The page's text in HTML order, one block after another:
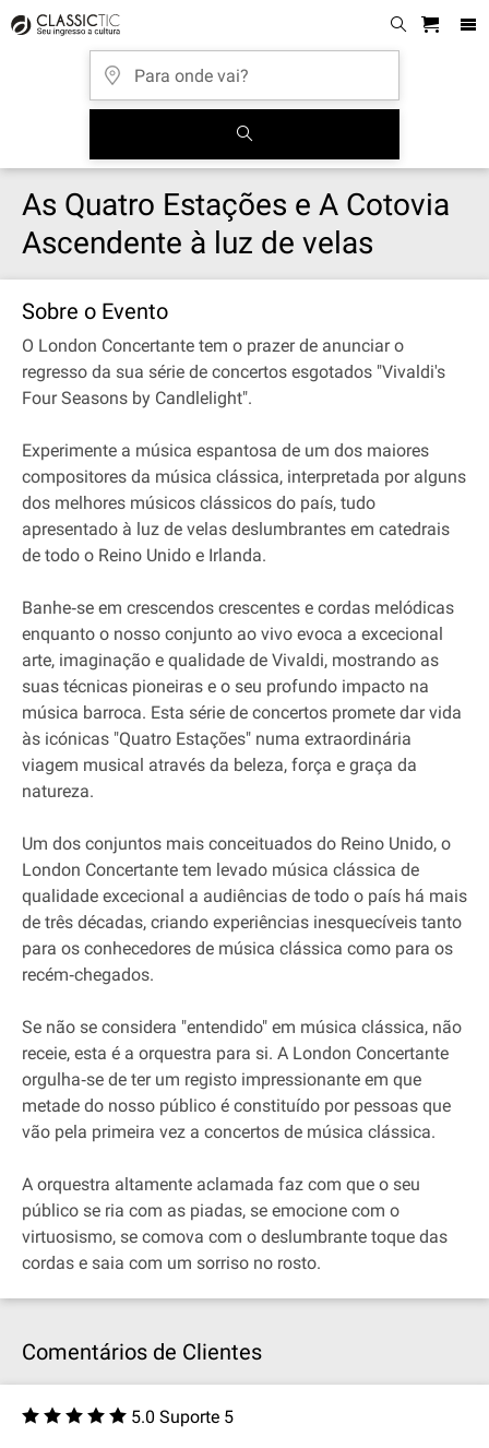
As Quatro Estações e A Cotovia
Ascendente à luz de velas
Sobre o Evento
O London Concertante tem o prazer de anunciar o
regresso da sua série de concertos esgotados "Vivaldi's
Four Seasons by Candlelight".
Experimente a música espantosa de um dos maiores
compositores da música clássica, interpretada por alguns
dos melhores músicos clássicos do país, tudo
apresentado à luz de velas deslumbrantes em catedrais
de todo o Reino Unido e Irlanda.
Banhe‐se em crescendos crescentes e cordas melódicas
enquanto o nosso conjunto ao vivo evoca a excecional
arte, imaginação e qualidade de Vivaldi, mostrando as
suas técnicas pioneiras e o seu profundo impacto na
música barroca. Esta série de concertos promete dar vida
às icónicas "Quatro Estações" numa extraordinária
viagem musical através da beleza, força e graça da
natureza.
Um dos conjuntos mais conceituados do Reino Unido, o
London Concertante tem levado música clássica de
qualidade excecional a audiências de todo o país há mais
de três décadas, criando experiências inesquecíveis tanto
para os conhecedores de música clássica como para os
recém‐chegados.
Se não se considera "entendido" em música clássica, não
receie, esta é a orquestra para si. A London Concertante
orgulha‐se de ter um registo impressionante em que
metade do nosso público é constituído por pessoas que
vão pela primeira vez a concertos de música clássica.
A orquestra altamente aclamada faz com que o seu
público se ria com as piadas, se emocione com o
virtuosismo, se comova com o deslumbrante toque das
cordas e saia com um sorriso no rosto.
Comentários de Clientes
5.0 Suporte 5